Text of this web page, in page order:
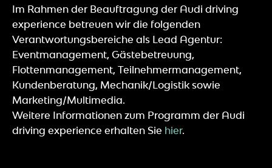
Im Rahmen der Beauftragung der Audi driving
experience betreuen wir die folgenden
Verantwortungsbereiche als Lead Agentur:
Eventmanagement, Gästebetreuung,
Flottenmanagement, Teilnehmermanagement,
Kundenberatung, Mechanik/Logistik sowie
Marketing/Multimedia.
Weitere Informationen zum Programm der Audi
driving experience erhalten Sie hier.